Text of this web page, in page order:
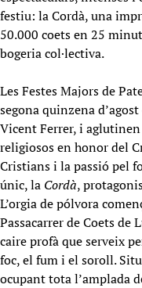
festiu: la Cordà, una
50.000 coets en 25
bogeria col·lectiva.
Les Festes Majors de
segona quinzena
Vicent Ferrer, i
religiosos en honor del
Cristians i la passió pel
únic, la Cordà,
L’orgia de pólvora
Passacarrer de Coets
caire profà que serveix
foc, el fum i el soroll.
ocupant tota l’amplada